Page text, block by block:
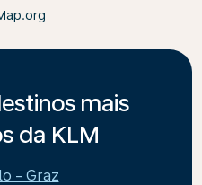
mais
da KLM
- Graz